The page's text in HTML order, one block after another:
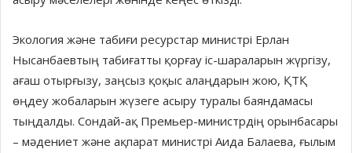
Экология және табиғи ресурстар министрі Ерлан
Нысанбаевтың табиғатты қорғау іс-шараларын жүргізу,
ағаш отырғызу, заңсыз қоқыс алаңдарын жою, ҚТҚ
өңдеу жобаларын жүзеге асыру туралы баяндамасы
тыңдалды. Сондай-ақ Премьер-министрдің орынбасары
– мәдениет және ақпарат министрі Аида Балаева, ғылым